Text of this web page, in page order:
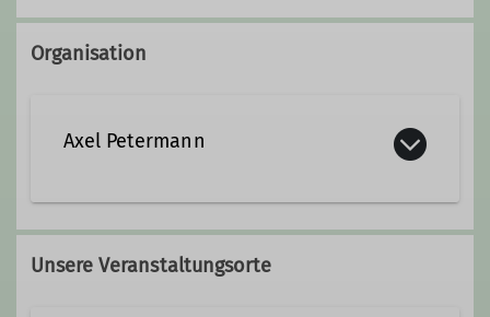
Organisation
Axel Petermann
axel.petermann@dav-lu.de
Unsere Veranstaltungsorte